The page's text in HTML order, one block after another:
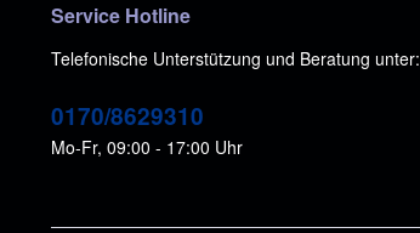
Service Hotline
Telefonische Unterstützung und Beratung unter:
0170/8629310
Mo-Fr, 09:00 - 17:00 Uhr